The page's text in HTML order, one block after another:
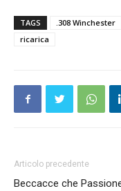
TAGS .308 Winchester
ricarica
Articolo precedente
Beccacce che